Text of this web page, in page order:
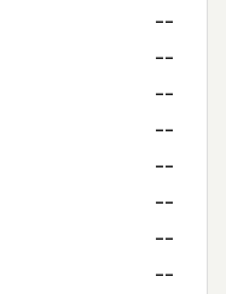
--
--
--
--
--
--
--
--